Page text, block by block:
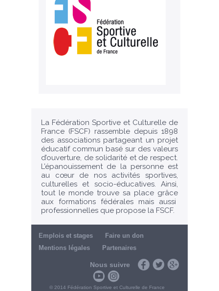
La Fédération Sportive et Culturelle de
France (FSCF) rassemble depuis 1898
des associations partageant un projet
éducatif commun basé sur des valeurs
d’ouverture, de solidarité et de respect.
L’épanouissement de la personne est
au cœur de nos activités sportives,
culturelles et socio-éducatives. Ainsi,
tout le monde trouve sa place grâce
aux formations fédérales mais aussi
professionnelles que propose la FSCF.
Emplois et stages
Faire un don
Mentions légales
Partenaires
Nous suivre
YoutubeInstagram
© 2014 Fédération Sportive et Culturelle de France